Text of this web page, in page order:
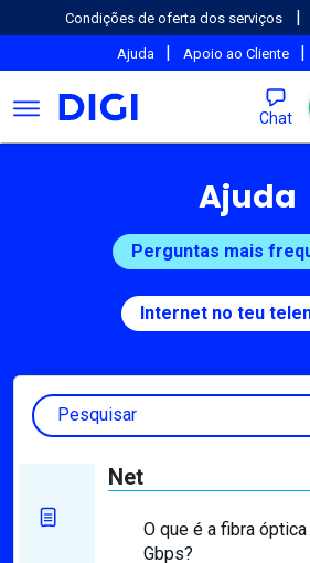
Condições de oferta dos serviços |
Ajuda | Apoio ao Cliente |
Chat
Ajuda
Perguntas mais
Internet no teu
Pesquisar
Net
O que é a fibra
Gbps?